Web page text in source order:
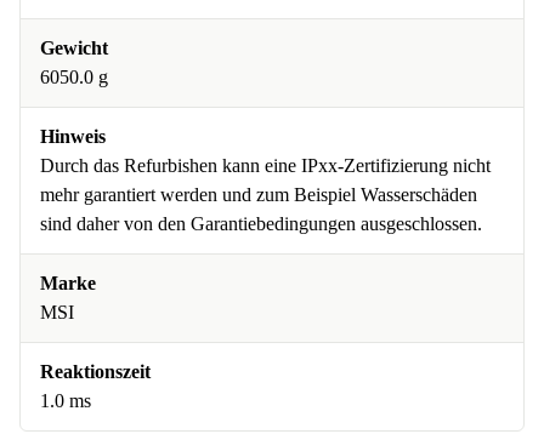
Gewicht
6050.0 g
Hinweis
Durch das Refurbishen kann eine IPxx-Zertifizierung nicht
mehr garantiert werden und zum Beispiel Wasserschäden
sind daher von den Garantiebedingungen ausgeschlossen.
Marke
MSI
Reaktionszeit
1.0 ms